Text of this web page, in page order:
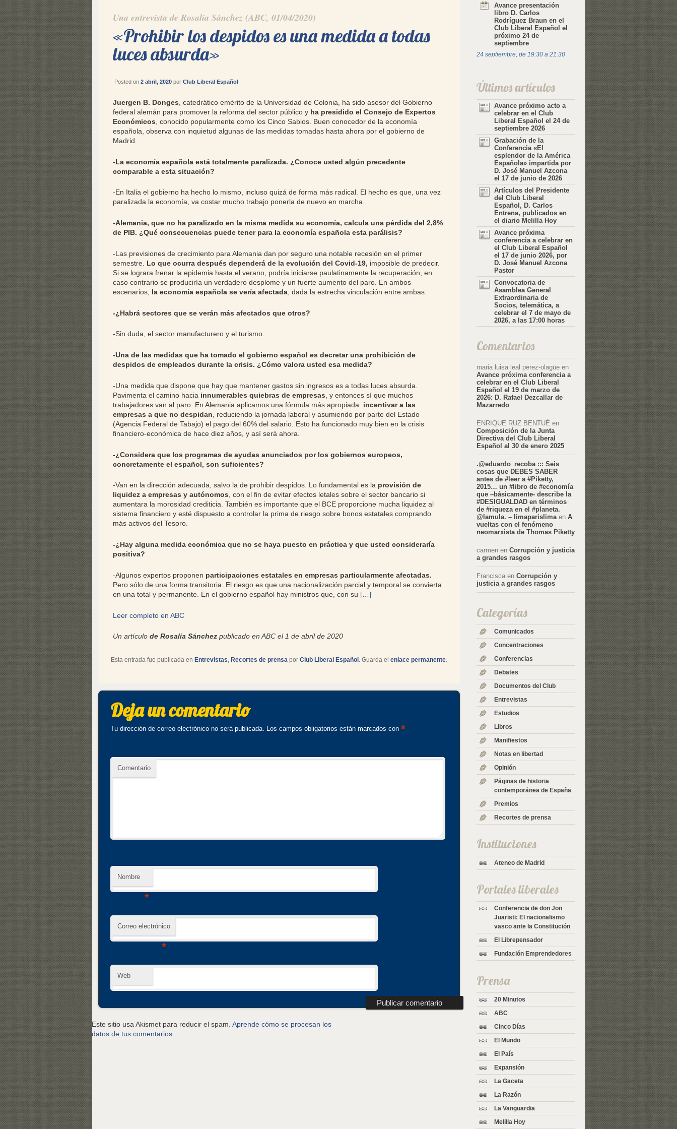
Una entrevista de Rosalía Sánchez (ABC, 01/04/2020)
«Prohibir los despidos es una medida a todas
luces absurda»
Posted on 2 abril, 2020 por Club Liberal Español
Juergen B. Donges , catedrático emérito de la Universidad de Colonia, ha sido asesor del Gobierno
federal alemán para promover la reforma del sector público y ha presidido el Consejo de Expertos
Económicos , conocido popularmente como los Cinco Sabios. Buen conocedor de la economía
española, observa con inquietud algunas de las medidas tomadas hasta ahora por el gobierno de
Madrid.
-La economía española está totalmente paralizada. ¿Conoce usted algún precedente
comparable a esta situación?
-En Italia el gobierno ha hecho lo mismo, incluso quizá de forma más radical. El hecho es que, una vez
paralizada la economía, va costar mucho trabajo ponerla de nuevo en marcha.
-Alemania, que no ha paralizado en la misma medida su economía, calcula una pérdida del 2,8%
de PIB. ¿Qué consecuencias puede tener para la economía española esta parálisis?
-Las previsiones de crecimiento para Alemania dan por seguro una notable recesión en el primer
semestre. Lo que ocurra después dependerá de la evolución del Covid-19, imposible de predecir.
Si se lograra frenar la epidemia hasta el verano, podría iniciarse paulatinamente la recuperación, en
caso contrario se produciría un verdadero desplome y un fuerte aumento del paro. En ambos
escenarios, la economía española se vería afectada , dada la estrecha vinculación entre ambas.
-¿Habrá sectores que se verán más afectados que otros?
-Sin duda, el sector manufacturero y el turismo.
-Una de las medidas que ha tomado el gobierno español es decretar una prohibición de
despidos de empleados durante la crisis. ¿Cómo valora usted esa medida?
-Una medida que dispone que hay que mantener gastos sin ingresos es a todas luces absurda.
Pavimenta el camino hacia innumerables quiebras de empresas , y entonces sí que muchos
trabajadores van al paro. En Alemania aplicamos una fórmula más apropiada: incentivar a las
empresas a que no despidan , reduciendo la jornada laboral y asumiendo por parte del Estado
(Agencia Federal de Tabajo) el pago del 60% del salario. Esto ha funcionado muy bien en la crisis
financiero-económica de hace diez años, y así será ahora.
-¿Considera que los programas de ayudas anunciados por los gobiernos europeos,
concretamente el español, son suficientes?
-Van en la dirección adecuada, salvo la de prohibir despidos. Lo fundamental es la provisión de
liquidez a empresas y autónomos, con el fin de evitar efectos letales sobre el sector bancario si
aumentara la morosidad crediticia. También es importante que el BCE proporcione mucha liquidez al
sistema financiero y esté dispuesto a controlar la prima de riesgo sobre bonos estatales comprando
más activos del Tesoro.
-¿Hay alguna medida económica que no se haya puesto en práctica y que usted consideraría
positiva?
-Algunos expertos proponen participaciones estatales en empresas particularmente afectadas.
Pero sólo de una forma transitoria. El riesgo es que una nacionalización parcial y temporal se convierta
en una total y permanente. En el gobierno español hay ministros que, con su […]
Leer completo en ABC
Un artículo de Rosalía Sánchez publicado en ABC el 1 de abril de 2020
Esta entrada fue publicada en Entrevistas, Recortes de prensa por Club Liberal Español . Guarda el enlace permanente.
Deja un comentario
Tu dirección de correo electrónico no será publicada. Los campos obligatorios están marcados con*
Comentario
Nombre
*
Correo electrónico
*
Web
Este sitio usa Akismet para reducir el spam. Aprende cómo se procesan los
datos de tus comentarios
Avance presentación
libro D. Carlos
Rodríguez Braun en el
Club Liberal Español el
próximo 24 de
septiembre
24 septiembre, de 19:30a 21:30
Últimos artículos
Avance próximo acto a
celebrar en el Club
Liberal Español el 24 de
septiembre 2026
Grabación de la
Conferencia «El
esplendor de la América
Española» impartida por
D. José Manuel Azcona
el 17 de junio de 2026
Artículos del Presidente
del Club Liberal
Español, D. Carlos
Entrena, publicados en
el diario Melilla Hoy
Avance próxima
conferencia a celebrar en
el Club Liberal Español
el 17 de junio 2026, por
D. José Manuel Azcona
Pastor
Convocatoria de
Asamblea General
Extraordinaria de
Socios, telemática, a
celebrar el 7 de mayo de
2026, a las 17:00 horas
Comentarios
maria luisa leal perez-olagüeen
Avance próxima conferencia a
celebrar en el Club Liberal
Español el 19 de marzo de
2026: D. Rafael Dezcallar de
Mazarredo
ENRIQUE RUZ BENTUÉ en
Composición de la Junta
Directiva del Club Liberal
Español al 30 de enero 2025
.@eduardo_recoba ::: Seis
cosas que DEBES SABER
antes de #leer a #Piketty,
2015… un #libro de #economía
que –básicamente- describe la
#DESIGUALDAD en términos
de #riqueza en el #planeta.
@lamula. – limaparislimaen A
vueltas con el fenómeno
neomarxista de Thomas Piketty
carmenen Corrupción y justicia
a grandes rasgos
Franciscaen Corrupción y
justicia a grandes rasgos
Categorías
Comunicados
Concentraciones
Conferencias
Debates
Documentos del Club
Entrevistas
Estudios
Libros
Manifiestos
Notas en libertad
Opinión
Páginas de historia
contemporánea de España
Premios
Recortes de prensa
Instituciones
Ateneo de Madrid
Portales liberales
Conferencia de don Jon
Juaristi: El nacionalismo
vasco ante la Constitución
El Librepensador
Fundación Emprendedores
Prensa
20 Minutos
ABC
Cinco Días
El Mundo
El País
Expansión
La Gaceta
La Razón
La Vanguardia
Melilla Hoy